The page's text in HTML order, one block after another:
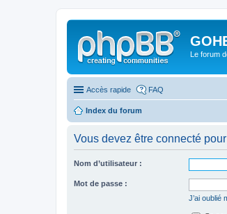
Le forum
Accès rapide FAQ
Index du forum
Vous devez être connecté
Nom d’utilisateur :
Mot de passe :
J’ai oublié